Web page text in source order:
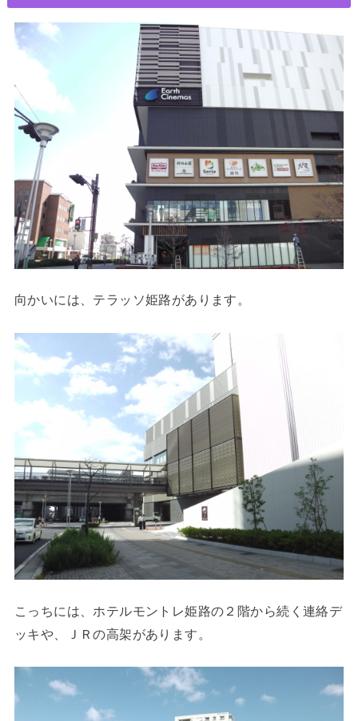
向かいには、テラッソ姫路があります。
こっちには、ホテルモントレ姫路の２階から続く連絡デ
ッキや、ＪＲの高架があります。